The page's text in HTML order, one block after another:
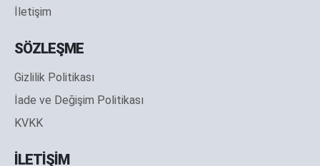
İletişim
SÖZLEŞME
Gizlilik Politikası
İade ve Değişim Politikası
KVKK
İLETİŞİM